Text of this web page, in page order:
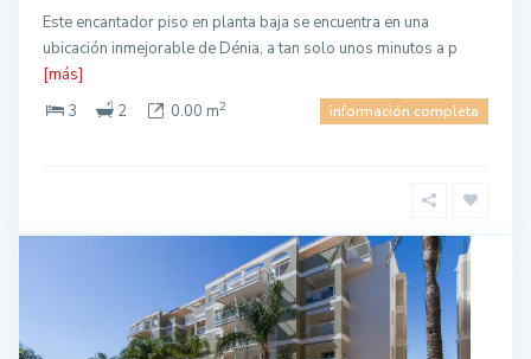
Este encantador piso en planta baja se encuentra en una
ubicación inmejorable de Dénia, a tan solo unos minutos a p
[más]
3
2 0.00 m2 información completa